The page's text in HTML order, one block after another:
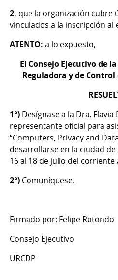
2. que la organización cubre
vinculados a la inscripción al
ATENTO: a lo expuesto,
El Consejo Ejecutivo de
Reguladora y de Control
1°) Desígnase a la Dra. Flavia
representante oficial para
“Computers, Privacy and
desarrollarse en la ciudad de
16 al 18 de julio del corriente
2°) Comuníquese.
Firmado por: Felipe Rotondo
Consejo Ejecutivo
URCDP